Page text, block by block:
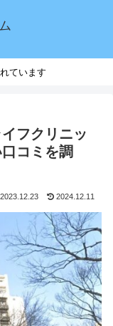
ています
フクリニッ
コミを調
2023.12.23 2024.12.11